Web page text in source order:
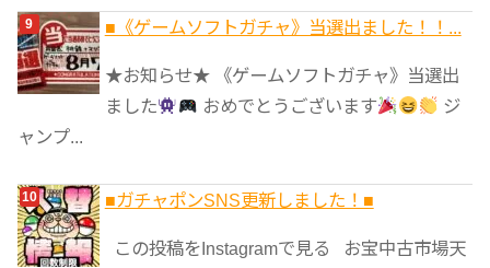
■《ゲームソフトガチャ》当選出ました！！...
★お知らせ★ 《ゲームソフトガチャ》当選出
ました
おめでとうございます
ジ
ャンプ...
■ガチャポンSNS更新しました！■
この投稿をInstagramで見る お宝中古市場天